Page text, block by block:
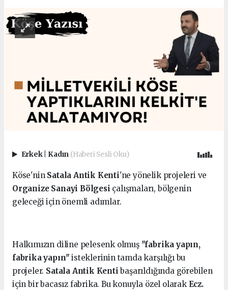
Erkek Kadın (Haberi Sesli Oku)
Köse'nin Satala Antik Kenti'ne yönelik projeleri ve
Organize Sanayi Bölgesi çalışmaları, bölgenin
geleceği için önemli adımlar.
Halkımızın diline pelesenk olmuş "fabrika yapın,
fabrika yapın"isteklerinin tamda karşılığı bu
projeler. Satala Antik Kentibaşarıldığında görebilen
için bir bacasız fabrika. Bu konuyla özel olarak Ecz.